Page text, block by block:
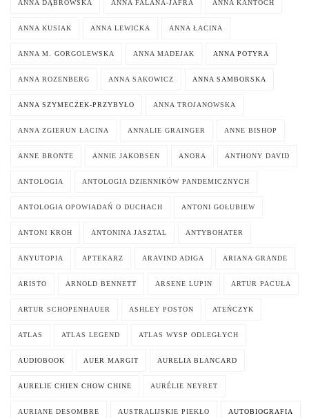
ANNA DĄBROWSKA ANNA FALANA-JAFRA ANNA KAŃTOCH
ANNA KUSIAK ANNA LEWICKA ANNA ŁACINA
ANNA M. GORGOLEWSKA ANNA MADEJAK ANNA POTYRA
ANNA ROZENBERG ANNA SAKOWICZ ANNA SAMBORSKA
ANNA SZYMECZEK-PRZYBYŁO ANNA TROJANOWSKA
ANNA ZGIERUN ŁACINA ANNALIE GRAINGER ANNE BISHOP
ANNE BRONTE ANNIE JAKOBSEN ANORA ANTHONY DAVID
ANTOLOGIA ANTOLOGIA DZIENNIKÓW PANDEMICZNYCH
ANTOLOGIA OPOWIADAŃ O DUCHACH ANTONI GOŁUBIEW
ANTONI KROH ANTONINA JASZTAL ANTYBOHATER
ANYUTOPIA APTEKARZ ARAVIND ADIGA ARIANA GRANDE
ARISTO ARNOLD BENNETT ARSENE LUPIN ARTUR PACUŁA
ARTUR SCHOPENHAUER ASHLEY POSTON ATEŃCZYK
ATLAS ATLAS LEGEND ATLAS WYSP ODLEGŁYCH
AUDIOBOOK AUER MARGIT AURELIA BLANCARD
AURELIE CHIEN CHOW CHINE AURÉLIE NEYRET
AURIANE DESOMBRE AUSTRALIJSKIE PIEKŁO AUTOBIOGRAFIA